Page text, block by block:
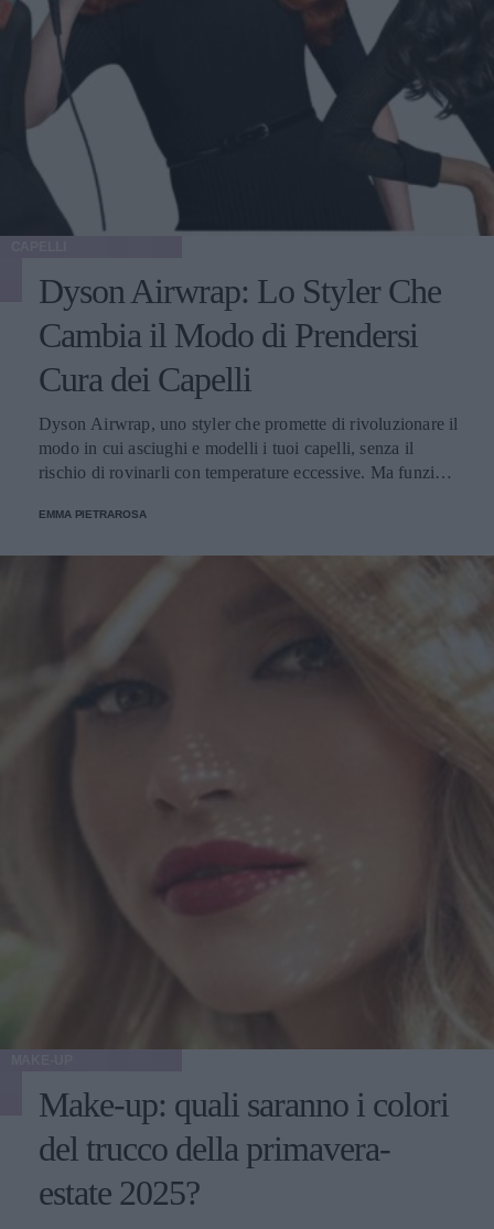
Dyson Airwrap: Lo Styler Che
Cambia il Modo di Prendersi
Cura dei Capelli
Dyson Airwrap, uno styler che promette di rivoluzionare il
modo in cui asciughi e modelli i tuoi capelli, senza il
rischio di rovinarli con temperature eccessive. Ma funziona
EMMA PIETRAROSA
Make-up: quali saranno i colori
del trucco della primavera-
estate 2025?